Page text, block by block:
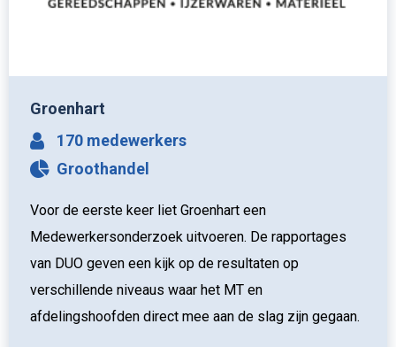
Groenhart
170 medewerkers
Groothandel
Voor de eerste keer liet Groenhart een
Medewerkersonderzoek uitvoeren. De rapportages
van DUO geven een kijk op de resultaten op
verschillende niveaus waar het MT en
afdelingshoofden direct mee aan de slag zijn gegaan.